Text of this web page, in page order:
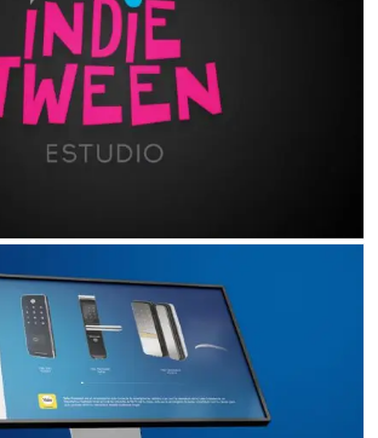
INDIETWEEN ESTUDIO
ASSA ABLOY IFPD